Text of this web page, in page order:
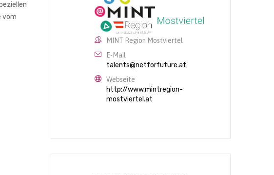
vom
MINT Region Mostviertel
E-Mail
talents@netforfuture.at
Webseite
http://www.mintregion-
mostviertel.at